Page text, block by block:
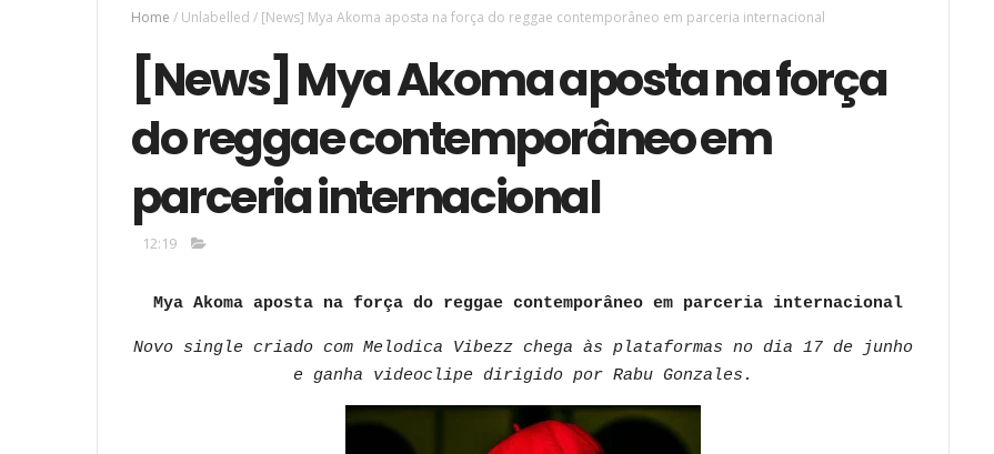
Home / Unlabelled / [News] Mya Akoma aposta na força do reggae contemporâneo em parceria internacional
[News] Mya Akoma aposta na força
do reggae contemporâneo em
parceria internacional
12:19
Mya Akoma aposta na força do reggae contemporâneo em parceria internacional
Novo single criado com Melodica Vibezz chega às plataformas no dia 17 de junho
e ganha videoclipe dirigido por Rabu Gonzales.